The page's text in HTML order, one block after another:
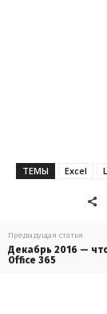
ТЕМЫ Excel
Предыдущая статья
Декабрь 2016 —
Office 365